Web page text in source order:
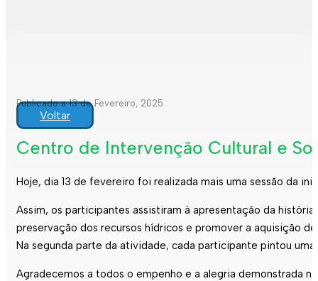
Publicado a 13 de Fevereiro, 2025
Voltar
Centro de Intervenção Cultural e
Hoje, dia 13 de fevereiro foi realizada mais uma sessão da
Assim, os participantes assistiram à apresentação da
preservação dos recursos hídricos e promover a aquisição
Na segunda parte da atividade, cada participante pintou uma
Agradecemos a todos o empenho e a alegria demonstrada